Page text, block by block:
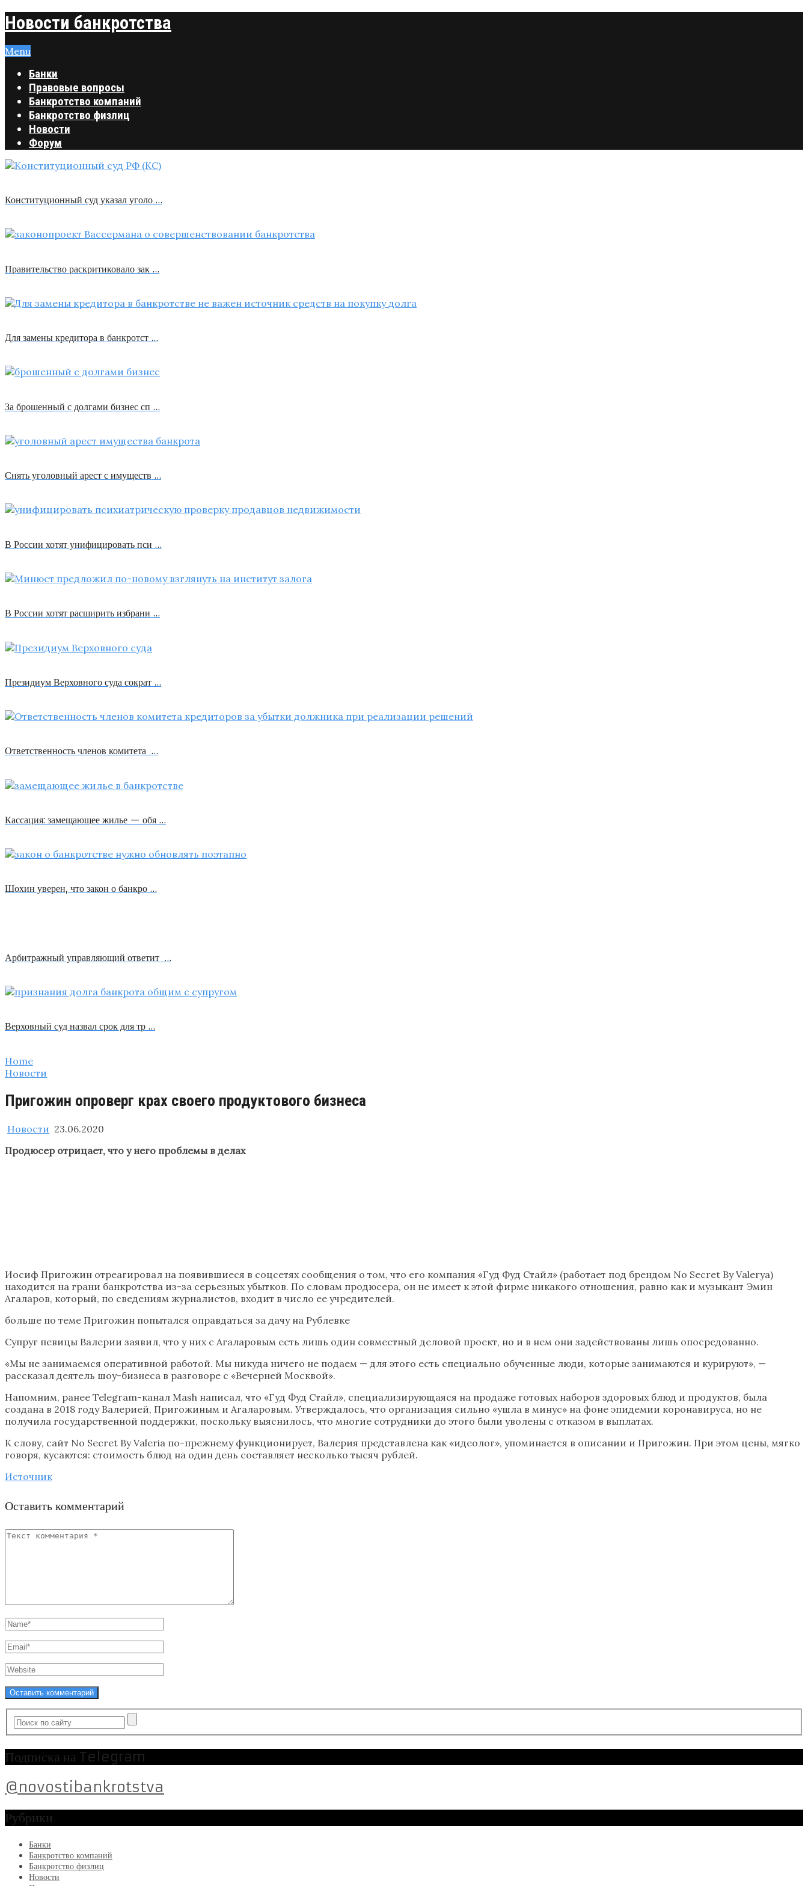
Новости банкротства
Menu
Банки
Правовые вопросы
Банкротство компаний
Банкротство физлиц
Новости
Форум
Конституционный суд указал уголо …
Правительство раскритиковало зак …
Для замены кредитора в банкротст …
За брошенный с долгами бизнес сп …
Снять уголовный арест с имуществ …
В России хотят унифицировать пси …
В России хотят расширить избрани …
Президиум Верховного суда сократ …
Ответственность членов комитета …
Кассация: замещающее жилье — обя …
Шохин уверен, что закон о банкро …
Арбитражный управляющий ответит …
Верховный суд назвал срок для тр …
Home
Новости
Пригожин опроверг крах своего продуктового бизнеса
Новости 23.06.2020
Продюсер отрицает, что у него проблемы в делах
Иосиф Пригожин отреагировал на появившиеся в соцсетях сообщения о том, что его компания «Гуд Фуд Стайл» (работает под брендом No Secret By Valerya)
находится на грани банкротства из-за серьезных убытков. По словам продюсера, он не имеет к этой фирме никакого отношения, равно как и музыкант Эмин
Агаларов, который, по сведениям журналистов, входит в число ее учредителей.
больше по теме Пригожин попытался оправдаться за дачу на Рублевке
Супруг певицы Валерии заявил, что у них с Агаларовым есть лишь один совместный деловой проект, но и в нем они задействованы лишь опосредованно.
«Мы не занимаемся оперативной работой. Мы никуда ничего не подаем — для этого есть специально обученные люди, которые занимаются и курируют», —
рассказал деятель шоу-бизнеса в разговоре с «Вечерней Москвой».
Напомним, ранее Telegram-канал Mash написал, что «Гуд Фуд Стайл», специализирующаяся на продаже готовых наборов здоровых блюд и продуктов, была
создана в 2018 году Валерией, Пригожиным и Агаларовым. Утверждалось, что организация сильно «ушла в минус» на фоне эпидемии коронавируса, но не
получила государственной поддержки, поскольку выяснилось, что многие сотрудники до этого были уволены с отказом в выплатах.
К слову, сайт No Secret By Valeria по-прежнему функционирует, Валерия представлена как «идеолог», упоминается в описании и Пригожин. При этом цены, мягко
говоря, кусаются: стоимость блюд на один день составляет несколько тысяч рублей.
Источник
Оставить комментарий
Подписка на Telegram
@novostibankrotstva
Рубрики
Банки
Банкротство компаний
Банкротство физлиц
Новости